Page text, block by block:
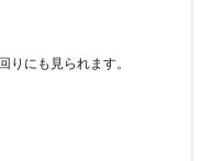
りにも見られます。